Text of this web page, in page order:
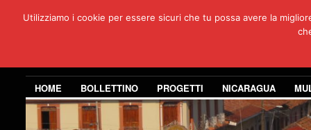
HOME BOLLETTINO PROGETTI NICARAGUA
Utilizziamo i cookie per essere sicuri che tu possa avere la